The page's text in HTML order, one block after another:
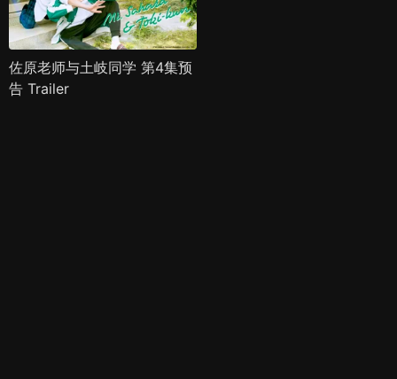
佐原老师与土岐同学 第4集预
告 Trailer